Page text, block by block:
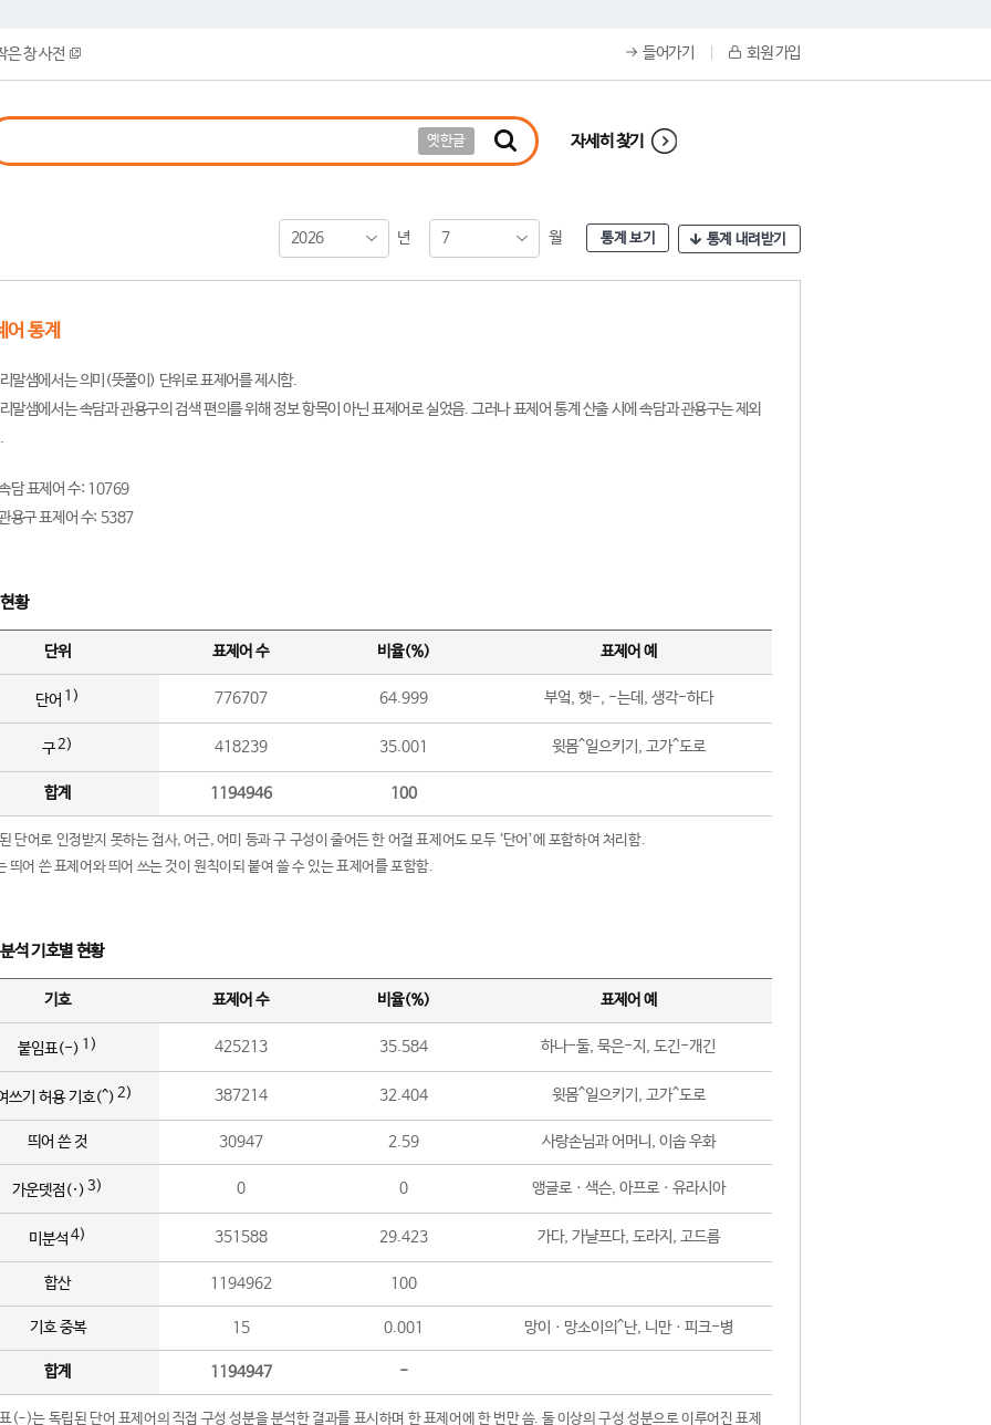
은 창 사전 들어가기 회원 가입
옛한글 자세히 찾기
2026 년 7 월 통계 보기 통계 내려받기
어 통계
말샘에서는 의미(뜻풀이) 단위로 표제어를 제시함.
말샘에서는 속담과 관용구의 검색 편의를 위해 정보 항목이 아닌 표제어로 실었음. 그러나 표제어 통계 산출 시에 속담과 관용구는 제외
담 표제어 수: 10769
용구 표제어 수: 5387
황
단위 표제어 수 비율(%) 표제어 예
단어 1) 776707 64.999 부엌, 햇-, -는데, 생각-하다
구2) 418239 35.001 윗몸^일으키기, 고가^도로
합계 1194946 100
단어로 인정받지 못하는 접사, 어근, 어미 등과 구 구성이 줄어든 한 어절 표제어도 모두 ‘단어’에 포함하여 처리함.
띄어 쓴 표제어와 띄어 쓰는 것이 원칙이되 붙여 쓸 수 있는 표제어를 포함함.
석 기호별 현황
기호 표제어 수 비율(%) 표제어 예
붙임표(-) 1) 425213 35.584 하나-둘, 묵은-지, 도긴-개긴
쓰기 허용 기호(^) 2) 387214 32.404 윗몸^일으키기, 고가^도로
띄어 쓴 것 30947 2.59 사랑손님과 어머니, 이솝 우화
가운뎃점(·) 3) 0 0 앵글로ㆍ색슨, 아프로ㆍ유라시아
미분석 4) 351588 29.423 가다, 가냘프다, 도라지, 고드름
합산 1194962 100
기호 중복 15 0.001 망이ㆍ망소이의^난, 니만ㆍ피크-병
합계 1194947 -
(-)는 독립된 단어 표제어의 직접 구성 성분을 분석한 결과를 표시하며 한 표제어에 한 번만 씀. 둘 이상의 구성 성분으로 이루어진 표제